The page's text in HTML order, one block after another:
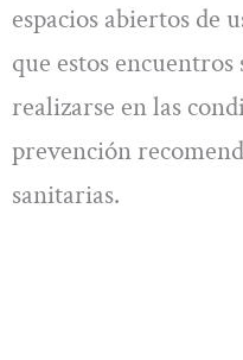
espacios abiertos de
que estos
realizarse en las
prevención
sanitarias.